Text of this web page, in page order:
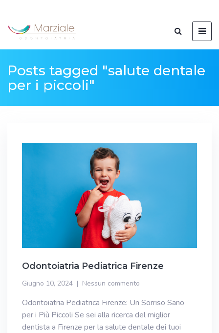
Posts tagged "salute dentale
per i piccoli"
Odontoiatria Pediatrica Firenze
Giugno 10, 2024 Nessun commento
Odontoiatria Pediatrica Firenze: Un Sorriso Sano
per i Più Piccoli Se sei alla ricerca del miglior
dentista a Firenze per la salute dentale dei tuoi